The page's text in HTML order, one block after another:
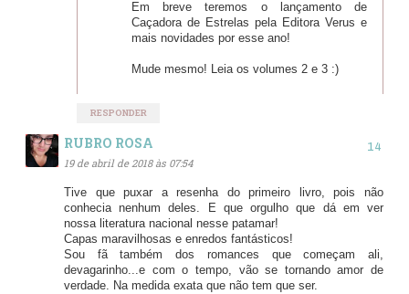
Em breve teremos o lançamento de
Caçadora de Estrelas pela Editora Verus e
mais novidades por esse ano!
Mude mesmo! Leia os volumes 2 e 3 :)
RESPONDER
RUBRO ROSA
19 de abril de 2018 às 07:54
Tive que puxar a resenha do primeiro livro, pois não
conhecia nenhum deles. E que orgulho que dá em ver
nossa literatura nacional nesse patamar!
Capas maravilhosas e enredos fantásticos!
Sou fã também dos romances que começam ali,
devagarinho...e com o tempo, vão se tornando amor de
verdade. Na medida exata que não tem que ser.